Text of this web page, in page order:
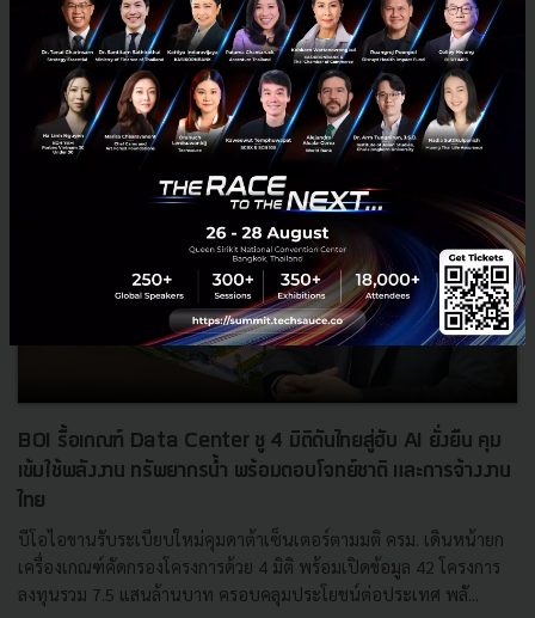
ประเทศไทย เศรษฐกิจไทย
BOI รื้อเกณฑ์ Data Center ชู 4 มิติดันไทยสู่ฮับ AI ยั่งยืน คุม
เข้มใช้พลังงาน ทรัพยากรน้ำ พร้อมตอบโจทย์ชาติ และการจ้างงาน
ไทย
บีโอไอขานรับระเบียบใหม่คุมดาต้าเซ็นเตอร์ตามมติ ครม. เดินหน้ายก
เครื่องเกณฑ์คัดกรองโครงการด้วย 4 มิติ พร้อมเปิดข้อมูล 42 โครงการ
ลงทุนรวม 7.5 แสนล้านบาท ครอบคลุมประโยชน์ต่อประเทศ พลั...